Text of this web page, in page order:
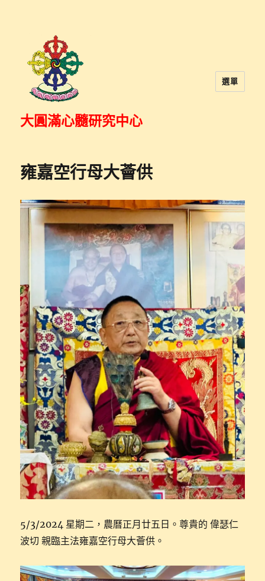
大圓滿心髓研究中心
選單
雍嘉空行母大薈供
5/3/2024 星期二，農曆正月廿五日。尊貴的 偉瑟仁
波切 親臨主法雍嘉空行母大薈供。